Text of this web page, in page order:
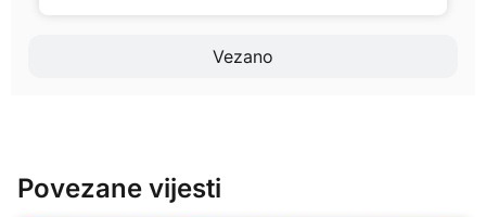
Vezano
Povezane vijesti